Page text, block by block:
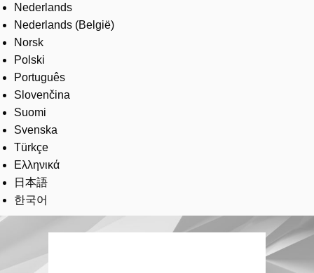
Nederlands
Nederlands (België)
Norsk
Polski
Português
Slovenčina
Suomi
Svenska
Türkçe
Ελληνικά
日本語
한국어